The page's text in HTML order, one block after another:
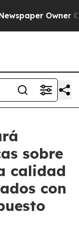
Owner
sobre
calidad
con